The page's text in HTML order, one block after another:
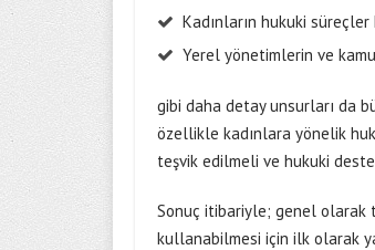
Kadınların hukuki
Yerel yönetimlerin ve
gibi daha detay unsurları da
özellikle kadınlara yönelik
teşvik edilmeli ve hukuki
Sonuç itibariyle; genel olarak
kullanabilmesi için ilk olarak